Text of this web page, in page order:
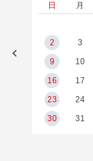
日 月
2 3
9 10
16 17
23 24
30 31